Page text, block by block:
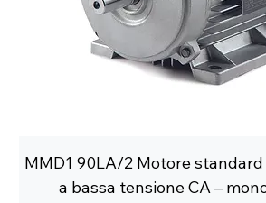
MMD1 90LA/2 Motore standard
a bassa tensione CA –